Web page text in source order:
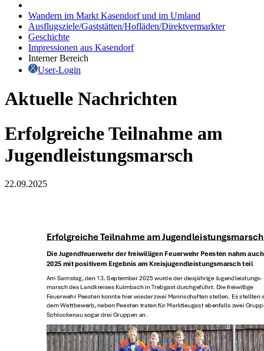
Wandern im Markt Kasendorf und im Umland
Ausflugsziele/Gaststätten/Hofläden/Direktvermarkter
Geschichte
Impressionen aus Kasendorf
Interner Bereich
User-Login
Aktuelle Nachrichten
Erfolgreiche Teilnahme am
Jugendleistungsmarsch
22.09.2025